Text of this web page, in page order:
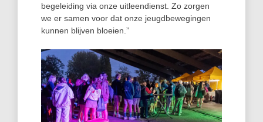
begeleiding via onze uitleendienst. Zo zorgen
we er samen voor dat onze jeugdbewegingen
kunnen blijven bloeien.”